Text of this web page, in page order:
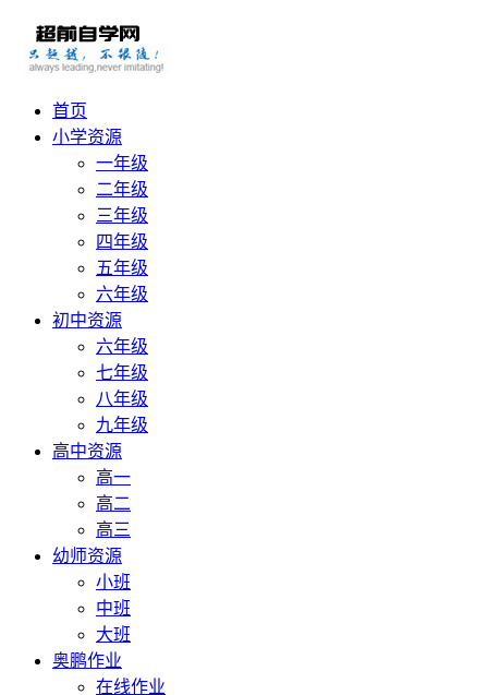
首页
小学资源
一年级
二年级
三年级
四年级
五年级
六年级
初中资源
六年级
七年级
八年级
九年级
高中资源
高一
高二
高三
幼师资源
小班
中班
大班
奥鹏作业
在线作业